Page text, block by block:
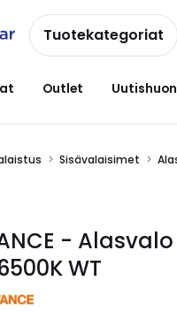
Tuotekategoriat
Outlet
Sisävalaisimet
-
WT